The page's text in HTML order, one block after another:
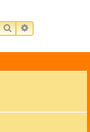
SUCHEERWEITERTE